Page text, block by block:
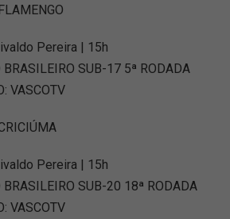
Pereira | 15h
BRASILEIRO SUB-17 5ª RODADA
VASCOTV
Pereira | 15h
BRASILEIRO SUB-20 18ª RODADA
VASCOTV